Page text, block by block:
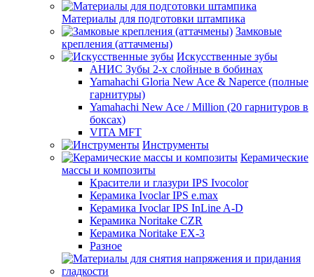
Материалы для подготовки штампика
Замковые
крепления (аттачмены)
Искусственные зубы
АНИС Зубы 2-х слойные в бобинах
Yamahachi Gloria New Ace & Naperce (полные
гарнитуры)
Yamahachi New Ace / Million (20 гарнитуров в
боксах)
VITA MFT
Инструменты
Керамические
массы и композиты
Красители и глазури IPS Ivocolor
Керамика Ivoclar IPS e.max
Керамика Ivoclar IPS InLine A-D
Керамика Noritake CZR
Керамика Noritake EX-3
Разное